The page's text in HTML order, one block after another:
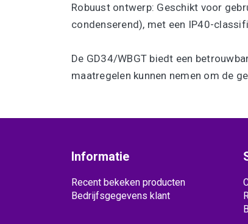
Robuust ontwerp: Geschikt voor
condenserend), met een IP40-
De GD34/WBGT biedt een
maatregelen kunnen nemen om de
Informatie
Recent bekeken producten
Bedrijfsgegevens klant